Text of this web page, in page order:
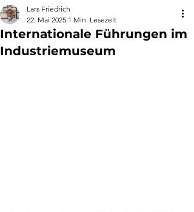
Internationale Führungen im
Industriemuseum
Lars Friedrich
22. Mai 2025 1 Min. Lesezeit